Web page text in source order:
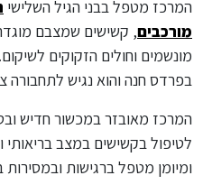
המרכז מטפל בבני הגיל השלישי
מורכבים, קשישים שמצבם
מונשמים וחולים הזקוקים
בפרדס חנה והוא נגיש לתחבורה
המרכז מאובזר במכשור חדיש
לטיפול בקשישים במצב בריאותי
ומיומן מטפל ברגישות